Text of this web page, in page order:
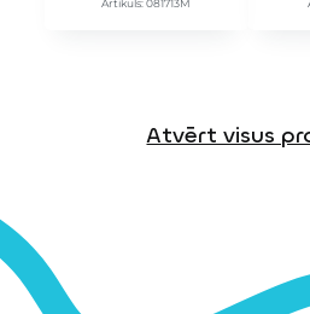
Artikuls: 081713M
Atvērt visus